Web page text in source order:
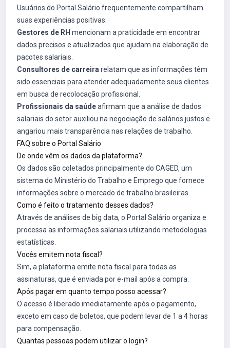
Usuários do Portal Salário frequentemente compartilham
suas experiências positivas:
Gestores de RH mencionam a praticidade em encontrar
dados precisos e atualizados que ajudam na elaboração de
pacotes salariais.
Consultores de carreira relatam que as informações têm
sido essenciais para atender adequadamente seus clientes
em busca de recolocação profissional.
Profissionais da saúdeafirmam que a análise de dados
salariais do setor auxiliou na negociação de salários justos e
angariou mais transparência nas relações de trabalho.
FAQ sobre o Portal Salário
De onde vêm os dados da plataforma?
Os dados são coletados principalmente do CAGED, um
sistema do Ministério do Trabalho e Emprego que fornece
informações sobre o mercado de trabalho brasileiras.
Como é feito o tratamento desses dados?
Através de análises de big data, o Portal Salário organiza e
processa as informações salariais utilizando metodologias
estatísticas.
Vocês emitem nota fiscal?
Sim, a plataforma emite nota fiscal para todas as
assinaturas, que é enviada por e-mail após a compra.
Após pagar em quanto tempo posso acessar?
O acesso é liberado imediatamente após o pagamento,
exceto em caso de boletos, que podem levar de 1 a 4 horas
para compensação.
Quantas pessoas podem utilizar o login?